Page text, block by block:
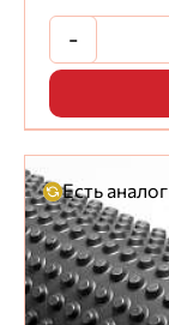
-
Есть аналог